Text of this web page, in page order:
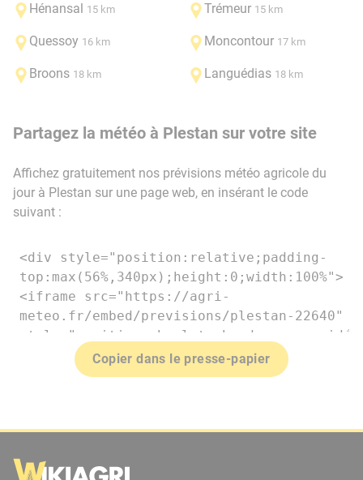
Hénansal 15 km Trémeur 15 km
Quessoy 16 km Moncontour 17 km
Broons 18 km Languédias 18 km
Partagez la météo à Plestan sur votre site
Affichez gratuitement nos prévisions météo agricole du
jour à Plestan sur une page web, en insérant le code
suivant :
Copier dans le presse-papier